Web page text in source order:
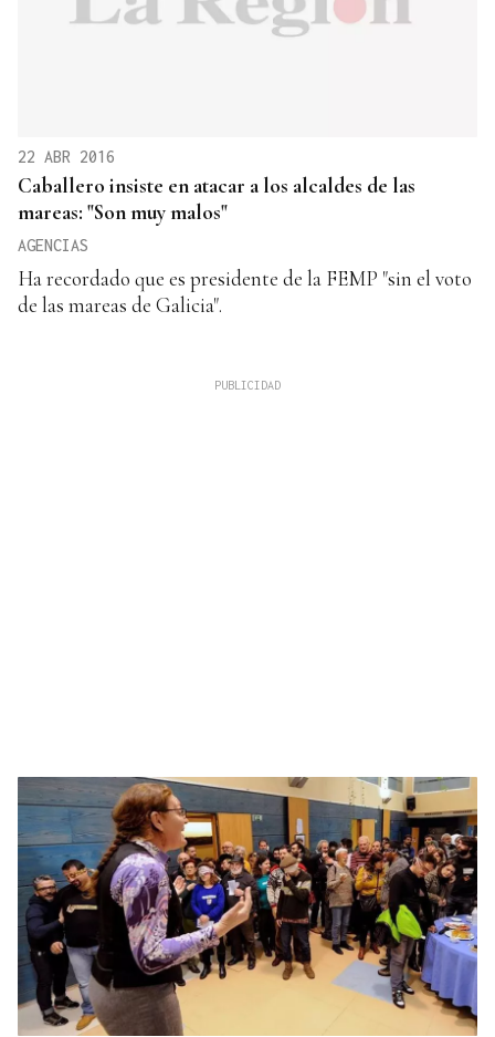
22 ABR 2016
Caballero insiste en atacar a los alcaldes de las
mareas: "Son muy malos"
AGENCIAS
Ha recordado que es presidente de la FEMP "sin el voto
de las mareas de Galicia".